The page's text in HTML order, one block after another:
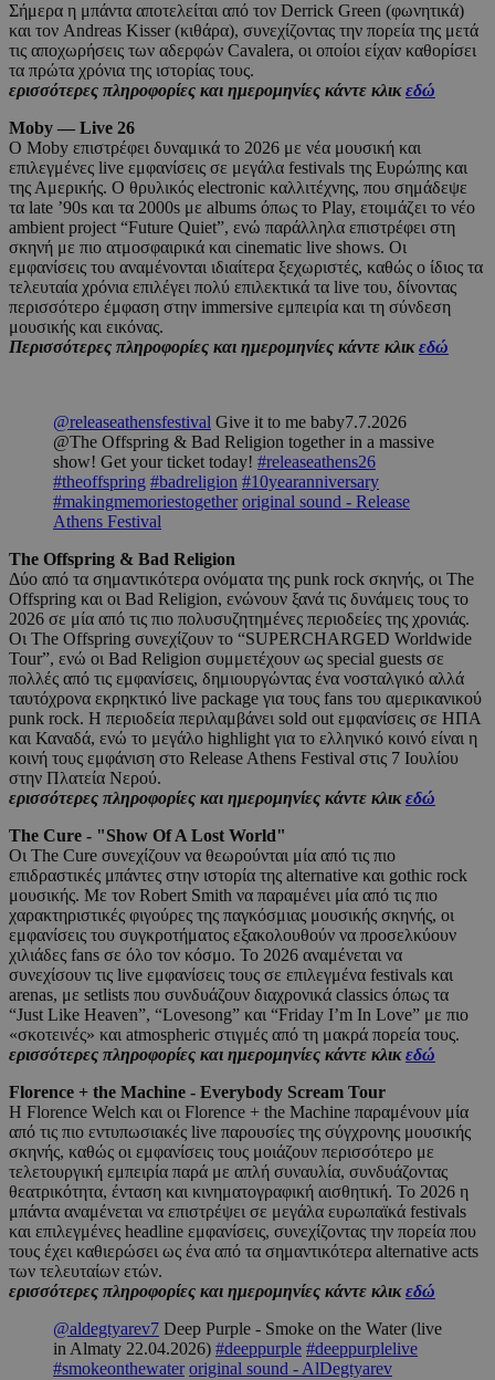
Σήμερα η μπάντα αποτελείται από τον Derrick Green (φωνητικά)
και τον Andreas Kisser (κιθάρα), συνεχίζοντας την πορεία της μετά
τις αποχωρήσεις των αδερφών Cavalera, οι οποίοι είχαν καθορίσει
τα πρώτα χρόνια της ιστορίας τους.
ερισσότερες πληροφορίες και ημερομηνίες κάντε κλικεδώ
Moby — Live 26
Ο Moby επιστρέφει δυναμικά το 2026 με νέα μουσική και
επιλεγμένες live εμφανίσεις σε μεγάλα festivals της Ευρώπης και
της Αμερικής. Ο θρυλικός electronic καλλιτέχνης, που σημάδεψε
τα late ’90s και τα 2000s με albums όπως το Play, ετοιμάζει το νέο
ambient project “Future Quiet”, ενώ παράλληλα επιστρέφει στη
σκηνή με πιο ατμοσφαιρικά και cinematic live shows. Οι
εμφανίσεις του αναμένονται ιδιαίτερα ξεχωριστές, καθώς ο ίδιος τα
τελευταία χρόνια επιλέγει πολύ επιλεκτικά τα live του, δίνοντας
περισσότερο έμφαση στην immersive εμπειρία και τη σύνδεση
μουσικής και εικόνας.
Περισσότερες πληροφορίες και ημερομηνίες κάντε κλικεδώ
@releaseathensfestival Give it to me baby7.7.2026
@The Offspring & Bad Religion together in a massive
show! Get your ticket today! #releaseathens26
#theoffspring #badreligion #10yearanniversary
#makingmemoriestogether original sound - Release
Athens Festival
The Offspring & Bad Religion
Δύο από τα σημαντικότερα ονόματα της punk rock σκηνής, οι The
Offspring και οι Bad Religion, ενώνουν ξανά τις δυνάμεις τους το
2026 σε μία από τις πιο πολυσυζητημένες περιοδείες της χρονιάς.
Οι The Offspring συνεχίζουν το “SUPERCHARGED Worldwide
Tour”, ενώ οι Bad Religion συμμετέχουν ως special guests σε
πολλές από τις εμφανίσεις, δημιουργώντας ένα νοσταλγικό αλλά
ταυτόχρονα εκρηκτικό live package για τους fans του αμερικανικού
punk rock. Η περιοδεία περιλαμβάνει sold out εμφανίσεις σε ΗΠΑ
και Καναδά, ενώ το μεγάλο highlight για το ελληνικό κοινό είναι η
κοινή τους εμφάνιση στο Release Athens Festival στις 7 Ιουλίου
στην Πλατεία Νερού.
ερισσότερες πληροφορίες και ημερομηνίες κάντε κλικεδώ
The Cure - "Show Of A Lost World"
Οι The Cure συνεχίζουν να θεωρούνται μία από τις πιο
επιδραστικές μπάντες στην ιστορία της alternative και gothic rock
μουσικής. Με τον Robert Smith να παραμένει μία από τις πιο
χαρακτηριστικές φιγούρες της παγκόσμιας μουσικής σκηνής, οι
εμφανίσεις του συγκροτήματος εξακολουθούν να προσελκύουν
χιλιάδες fans σε όλο τον κόσμο. Το 2026 αναμένεται να
συνεχίσουν τις live εμφανίσεις τους σε επιλεγμένα festivals και
arenas, με setlists που συνδυάζουν διαχρονικά classics όπως τα
“Just Like Heaven”, “Lovesong” και “Friday I’m In Love” με πιο
«σκοτεινές» και atmospheric στιγμές από τη μακρά πορεία τους.
ερισσότερες πληροφορίες και ημερομηνίες κάντε κλικεδώ
Florence + the Machine - Everybody Scream Tour
Η Florence Welch και οι Florence + the Machine παραμένουν μία
από τις πιο εντυπωσιακές live παρουσίες της σύγχρονης μουσικής
σκηνής, καθώς οι εμφανίσεις τους μοιάζουν περισσότερο με
τελετουργική εμπειρία παρά με απλή συναυλία, συνδυάζοντας
θεατρικότητα, ένταση και κινηματογραφική αισθητική. Το 2026 η
μπάντα αναμένεται να επιστρέψει σε μεγάλα ευρωπαϊκά festivals
και επιλεγμένες headline εμφανίσεις, συνεχίζοντας την πορεία που
τους έχει καθιερώσει ως ένα από τα σημαντικότερα alternative acts
των τελευταίων ετών.
ερισσότερες πληροφορίες και ημερομηνίες κάντε κλικεδώ
@aldegtyarev7 Deep Purple - Smoke on the Water (live
in Almaty 22.04.2026) #deeppurple #deeppurplelive
#smokeonthewater original sound - AlDegtyarev